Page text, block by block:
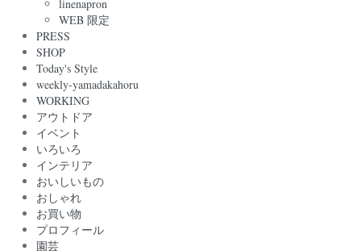
linenapron
WEB 限定
PRESS
SHOP
Today's Style
weekly-yamadakahoru
WORKING
アウトドア
イベント
いろいろ
インテリア
おいしいもの
おしゃれ
お買い物
プロフィール
園芸